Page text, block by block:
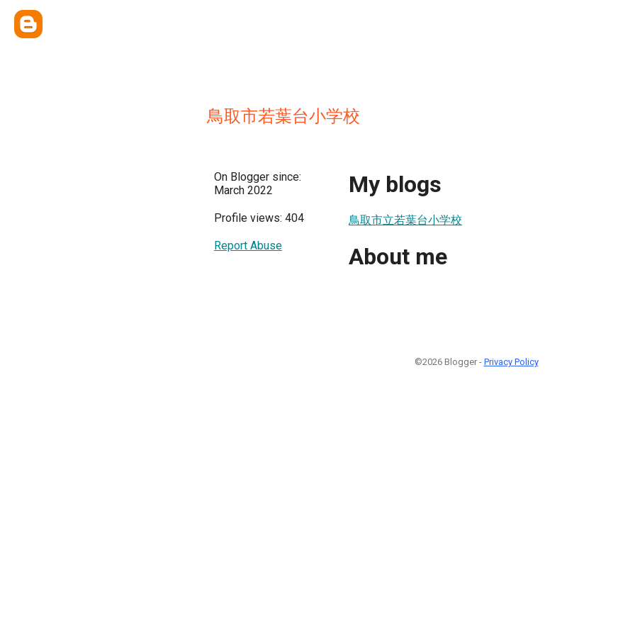
鳥取市若葉台小学校
On Blogger since:
March 2022
Profile views: 404
Report Abuse
My blogs
鳥取市立若葉台小学校
About me
©2026 Blogger - Privacy Policy